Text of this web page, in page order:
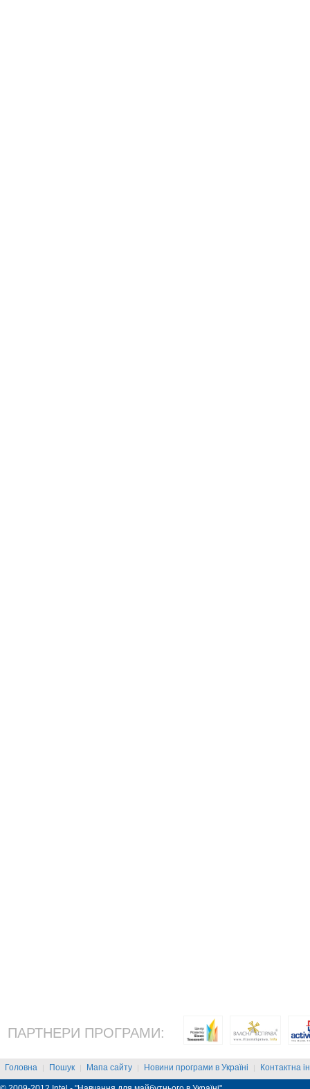
ПАРТНЕРИ ПРОГРАМИ:
Головна | Пошук | Мапа сайту | Новини програми в Україні | Контактна